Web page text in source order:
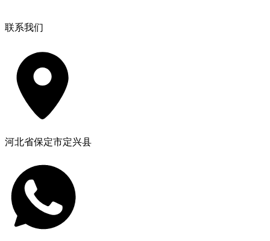
联系我们
河北省保定市定兴县